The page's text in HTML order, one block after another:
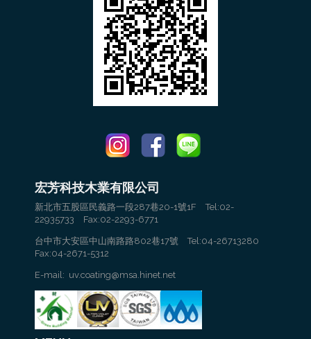
宏芳科技木業有限公司
新北市五股區民義路一段287巷20-1號1F Tel:02-
22935733 Fax:02-2293-6771
台中市大安區中山南路路802巷17號 Tel:04-26713280
Fax:04-2671-5312
E-mail: uv.coating@msa.hinet.net